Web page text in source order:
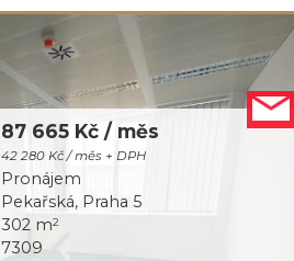
87 665 Kč / měs
42 280 Kč / měs + DPH
Pronájem
Pekařská, Praha 5
302 m2
7309